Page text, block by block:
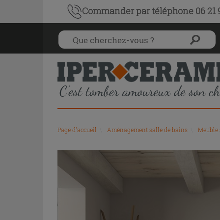
Commander par téléphone 06 21
Page d'accueil Aménagement salle de bains Meuble